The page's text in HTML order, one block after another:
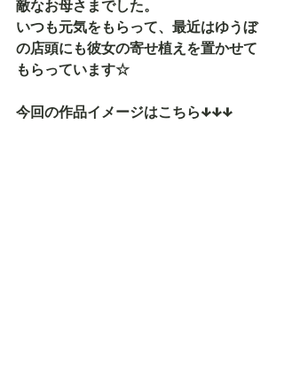
敵なお母さまでした。
いつも元気をもらって、最近はゆうぼ
の店頭にも彼女の寄せ植えを置かせて
もらっています☆
今回の作品イメージはこちら↓↓↓